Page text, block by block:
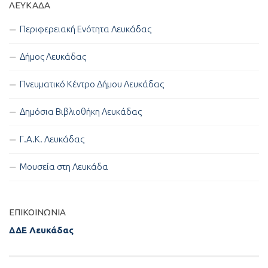
ΛΕΥΚΑΔΑ
Περιφερειακή Ενότητα Λευκάδας
Δήμος Λευκάδας
Πνευματικό Κέντρο Δήμου Λευκάδας
Δημόσια Βιβλιοθήκη Λευκάδας
Γ.Α.Κ. Λευκάδας
Μουσεία στη Λευκάδα
ΕΠΙΚΟΙΝΩΝΊΑ
ΔΔΕ Λευκάδας